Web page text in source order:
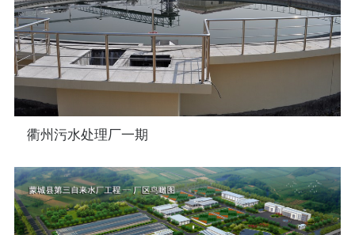
衢州污水处理厂一期